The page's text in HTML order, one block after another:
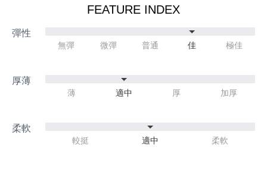
FEATURE INDEX
無彈 微彈 普通 佳 極佳
薄 適中 厚 加厚
較挺 適中 柔軟